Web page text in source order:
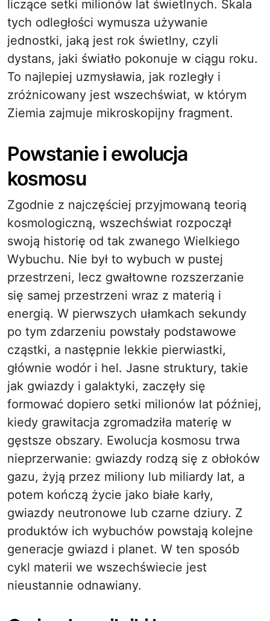
liczące setki milionów lat świetlnych. Skala
tych odległości wymusza używanie
jednostki, jaką jest rok świetlny, czyli
dystans, jaki światło pokonuje w ciągu roku.
To najlepiej uzmysławia, jak rozległy i
zróżnicowany jest wszechświat, w którym
Ziemia zajmuje mikroskopijny fragment.
Powstanie i ewolucja
kosmosu
Zgodnie z najczęściej przyjmowaną teorią
kosmologiczną, wszechświat rozpoczął
swoją historię od tak zwanego Wielkiego
Wybuchu. Nie był to wybuch w pustej
przestrzeni, lecz gwałtowne rozszerzanie
się samej przestrzeni wraz z materią i
energią. W pierwszych ułamkach sekundy
po tym zdarzeniu powstały podstawowe
cząstki, a następnie lekkie pierwiastki,
głównie wodór i hel. Jasne struktury, takie
jak gwiazdy i galaktyki, zaczęły się
formować dopiero setki milionów lat później,
kiedy grawitacja zgromadziła materię w
gęstsze obszary. Ewolucja kosmosu trwa
nieprzerwanie: gwiazdy rodzą się z obłoków
gazu, żyją przez miliony lub miliardy lat, a
potem kończą życie jako białe karły,
gwiazdy neutronowe lub czarne dziury. Z
produktów ich wybuchów powstają kolejne
generacje gwiazd i planet. W ten sposób
cykl materii we wszechświecie jest
nieustannie odnawiany.